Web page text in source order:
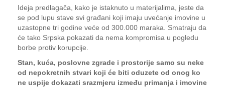
Ideja predlagača, kako je istaknuto u materijalima, jeste da
se pod lupu stave svi građani koji imaju uvećanje imovine u
uzastopne tri godine veće od 300.000 maraka. Smatraju da
će tako Srpska pokazati da nema kompromisa u pogledu
borbe protiv korupcije.
Stan, kuća, poslovne zgrade i prostorije samo su neke
od nepokretnih stvari koji će biti oduzete od onog ko
ne uspije dokazati srazmjeru između primanja i imovine